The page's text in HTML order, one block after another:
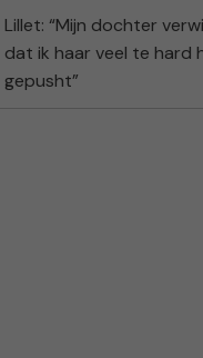
Lillet: “Mijn dochter
dat ik haar veel te hard
gepusht”